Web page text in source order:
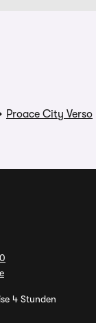
Proace City Verso
4 Stunden